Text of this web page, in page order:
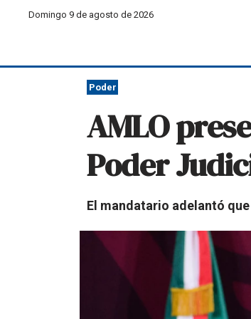
Domingo 9 de agosto de 2026
Poder
AMLO
Poder
El mandatario adelantó